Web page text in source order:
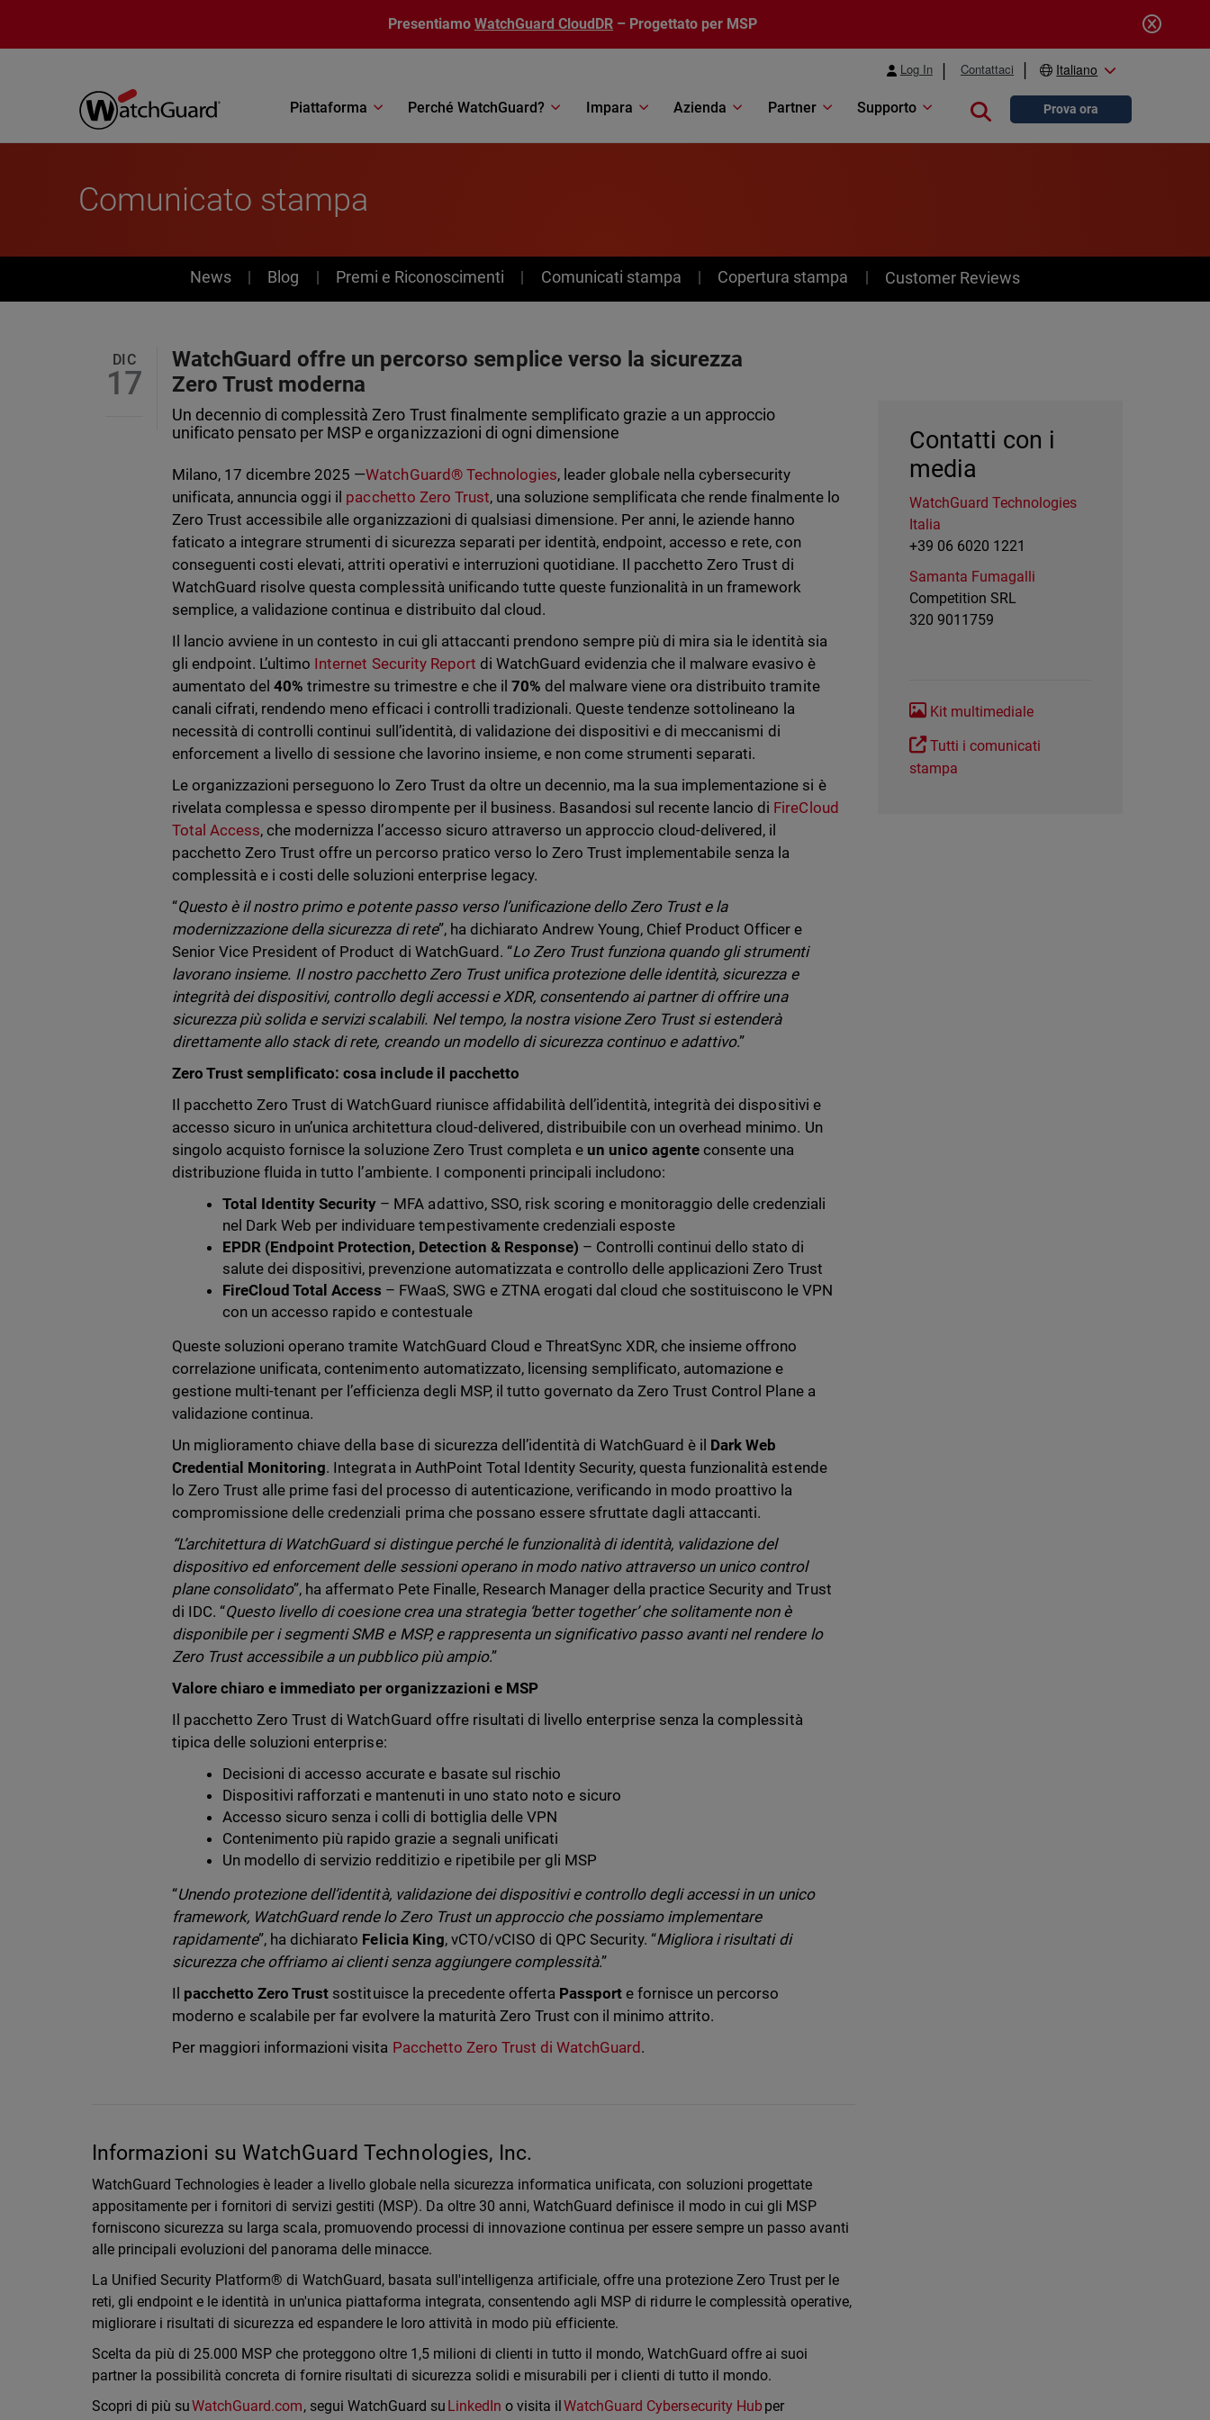
Presentiamo WatchGuard CloudDR – Progettato per MSP
Log In Contattaci Italiano
Piattaforma Perché WatchGuard? Impara Azienda Partner Supporto Close searchProva ora
Comunicato stampa
News
News Blog Premi e Riconoscimenti Comunicati stampa Copertura stampa Customer Reviews
DIC
17
WatchGuard offre un percorso semplice verso la sicurezza
Zero Trust moderna
Un decennio di complessità Zero Trust finalmente semplificato grazie a un approccio
unificato pensato per MSP e organizzazioni di ogni dimensione
Milano, 17 dicembre 2025 —WatchGuard® Technologies, leader globale nella cybersecurity
unificata, annuncia oggi il pacchetto Zero Trust, una soluzione semplificata che rende finalmente lo
Zero Trust accessibile alle organizzazioni di qualsiasi dimensione. Per anni, le aziende hanno
faticato a integrare strumenti di sicurezza separati per identità, endpoint, accesso e rete, con
conseguenti costi elevati, attriti operativi e interruzioni quotidiane. Il pacchetto Zero Trust di
WatchGuard risolve questa complessità unificando tutte queste funzionalità in un framework
semplice, a validazione continua e distribuito dal cloud.
Il lancio avviene in un contesto in cui gli attaccanti prendono sempre più di mira sia le identità sia
gli endpoint. L’ultimo Internet Security Report di WatchGuard evidenzia che il malware evasivo è
aumentato del40% trimestre su trimestre e che il 70% del malware viene ora distribuito tramite
canali cifrati, rendendo meno efficaci i controlli tradizionali. Queste tendenze sottolineano la
necessità di controlli continui sull’identità, di validazione dei dispositivi e di meccanismi di
enforcement a livello di sessione che lavorino insieme, e non come strumenti separati.
Le organizzazioni perseguono lo Zero Trust da oltre un decennio, ma la sua implementazione si è
rivelata complessa e spesso dirompente per il business. Basandosi sul recente lancio di FireCloud
Total Access, che modernizza l’accesso sicuro attraverso un approccio cloud-delivered, il
pacchetto Zero Trust offre un percorso pratico verso lo Zero Trust implementabile senza la
complessità e i costi delle soluzioni enterprise legacy.
“Questo è il nostro primo e potente passo verso l’unificazione dello Zero Trust e la
modernizzazione della sicurezza di rete”, ha dichiarato Andrew Young, Chief Product Officer e
Senior Vice President of Product di WatchGuard. “Lo Zero Trust funziona quando gli strumenti
lavorano insieme. Il nostro pacchetto Zero Trust unifica protezione delle identità, sicurezza e
integrità dei dispositivi, controllo degli accessi e XDR, consentendo ai partner di offrire una
sicurezza più solida e servizi scalabili. Nel tempo, la nostra visione Zero Trust si estenderà
direttamente allo stack di rete, creando un modello di sicurezza continuo e adattivo.”
Zero Trust semplificato: cosa include il pacchetto
Il pacchetto Zero Trust di WatchGuard riunisce affidabilità dell’identità, integrità dei dispositivi e
accesso sicuro in un’unica architettura cloud-delivered, distribuibile con un overhead minimo. Un
singolo acquisto fornisce la soluzione Zero Trust completa e un unico agente consente una
distribuzione fluida in tutto l’ambiente. I componenti principali includono:
Total Identity Security – MFA adattivo, SSO, risk scoring e monitoraggio delle credenziali
nel Dark Web per individuare tempestivamente credenziali esposte
EPDR (Endpoint Protection, Detection & Response) – Controlli continui dello stato di
salute dei dispositivi, prevenzione automatizzata e controllo delle applicazioni Zero Trust
FireCloud Total Access – FWaaS, SWG e ZTNA erogati dal cloud che sostituiscono le VPN
con un accesso rapido e contestuale
Queste soluzioni operano tramite WatchGuard Cloud e ThreatSync XDR, che insieme offrono
correlazione unificata, contenimento automatizzato, licensing semplificato, automazione e
gestione multi-tenant per l’efficienza degli MSP, il tutto governato da Zero Trust Control Plane a
validazione continua.
Un miglioramento chiave della base di sicurezza dell’identità di WatchGuard è il Dark Web
Credential Monitoring. Integrata in AuthPoint Total Identity Security, questa funzionalità estende
lo Zero Trust alle prime fasi del processo di autenticazione, verificando in modo proattivo la
compromissione delle credenziali prima che possano essere sfruttate dagli attaccanti.
“L’architettura di WatchGuard si distingue perché le funzionalità di identità, validazione del
dispositivo ed enforcement delle sessioni operano in modo nativo attraverso un unico control
plane consolidato”, ha affermato Pete Finalle, Research Manager della practice Security and Trust
di IDC. “Questo livello di coesione crea una strategia ‘better together’ che solitamente non è
disponibile per i segmenti SMB e MSP, e rappresenta un significativo passo avanti nel rendere lo
Zero Trust accessibile a un pubblico più ampio.”
Valore chiaro e immediato per organizzazioni e MSP
Il pacchetto Zero Trust di WatchGuard offre risultati di livello enterprise senza la complessità
tipica delle soluzioni enterprise:
Decisioni di accesso accurate e basate sul rischio
Dispositivi rafforzati e mantenuti in uno stato noto e sicuro
Accesso sicuro senza i colli di bottiglia delle VPN
Contenimento più rapido grazie a segnali unificati
Un modello di servizio redditizio e ripetibile per gli MSP
“Unendo protezione dell’identità, validazione dei dispositivi e controllo degli accessi in un unico
framework, WatchGuard rende lo Zero Trust un approccio che possiamo implementare
rapidamente”, ha dichiarato Felicia King, vCTO/vCISO di QPC Security. “Migliora i risultati di
sicurezza che offriamo ai clienti senza aggiungere complessità.”
Il pacchetto Zero Trust sostituisce la precedente offerta Passport e fornisce un percorso
moderno e scalabile per far evolvere la maturità Zero Trust con il minimo attrito.
Per maggiori informazioni visita Pacchetto Zero Trust di WatchGuard .
Informazioni su WatchGuard Technologies, Inc.
WatchGuard Technologies è leader a livello globale nella sicurezza informatica unificata, con soluzioni progettate
appositamente per i fornitori di servizi gestiti (MSP). Da oltre 30 anni, WatchGuard definisce il modo in cui gli MSP
forniscono sicurezza su larga scala, promuovendo processi di innovazione continua per essere sempre un passo avanti
alle principali evoluzioni del panorama delle minacce.
La Unified Security Platform® di WatchGuard, basata sull'intelligenza artificiale, offre una protezione Zero Trust per le
reti, gli endpoint e le identità in un'unica piattaforma integrata, consentendo agli MSP di ridurre le complessità operative,
migliorare i risultati di sicurezza ed espandere le loro attività in modo più efficiente.
Scelta da più di 25.000 MSP che proteggono oltre 1,5 milioni di clienti in tutto il mondo, WatchGuard offre ai suoi
partner la possibilità concreta di fornire risultati di sicurezza solidi e misurabili per i clienti di tutto il mondo.
Scopri di più suWatchGuard.com, segui WatchGuard su LinkedIn o visita ilWatchGuard Cybersecurity Hubper
Contatti con i
media
WatchGuard Technologies
Italia
+39 06 6020 1221
Samanta Fumagalli
Competition SRL
320 9011759
Kit multimediale
Tutti i comunicati
stampa